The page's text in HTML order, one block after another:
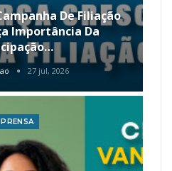
De Filiação
Importância Da
27 jul, 2026